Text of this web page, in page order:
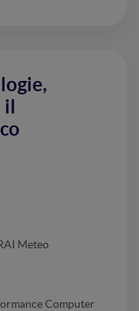
Meteo
Computer